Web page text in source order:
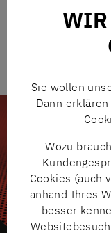
WIR
Sie wollen
Dann
Wozu
Cookies (auch
anhand Ihres
besser